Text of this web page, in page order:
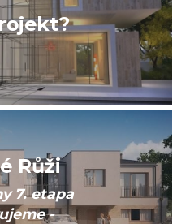
Růži
7. etapa
-